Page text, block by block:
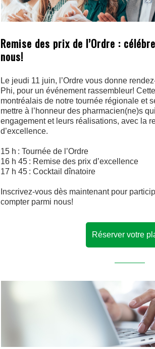
Remise des prix de l’Ordre :
nous!
Le jeudi 11 juin, l’Ordre vous donne
Phi, pour un événement rassembleur!
montréalais de notre tournée régionale et
mettre à l’honneur des pharmacien(ne)s
engagement et leurs réalisations, avec la
d’excellence.
15 h : Tournée de l’Ordre
16 h 45 : Remise des prix d’excellence
17 h 45 : Cocktail dînatoire
Inscrivez-vous dès maintenant pour
compter parmi nous!
Réserver votre